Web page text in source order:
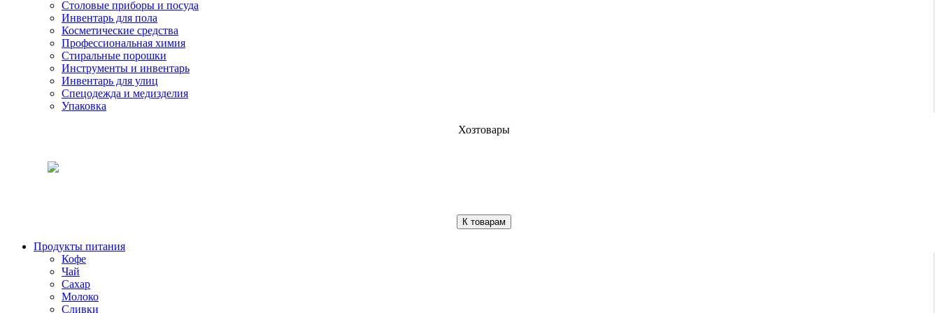
Столовые приборы и посуда
Инвентарь для пола
Косметические средства
Профессиональная химия
Стиральные порошки
Инструменты и инвентарь
Инвентарь для улиц
Спецодежда и медизделия
Упаковка
Хозтовары
К товарам
Продукты питания
Кофе
Чай
Сахар
Молоко
Сливки